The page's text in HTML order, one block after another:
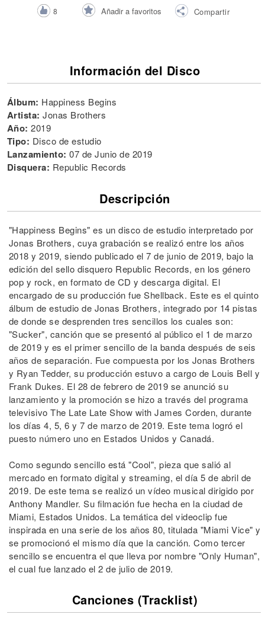
8 Añadir a favoritos Compartir
Información del Disco
Álbum: Happiness Begins
Artista: Jonas Brothers
Año: 2019
Tipo: Disco de estudio
Lanzamiento: 07 de Junio de 2019
Disquera: Republic Records
Descripción
"Happiness Begins" es un disco de estudio interpretado por
Jonas Brothers, cuya grabación se realizó entre los años
2018 y 2019, siendo publicado el 7 de junio de 2019, bajo la
edición del sello disquero Republic Records, en los género
pop y rock, en formato de CD y descarga digital. El
encargado de su producción fue Shellback. Este es el quinto
álbum de estudio de Jonas Brothers, integrado por 14 pistas
de donde se desprenden tres sencillos los cuales son:
"Sucker", canción que se presentó al público el 1 de marzo
de 2019 y es el primer sencillo de la banda después de seis
años de separación. Fue compuesta por los Jonas Brothers
y Ryan Tedder, su producción estuvo a cargo de Louis Bell y
Frank Dukes. El 28 de febrero de 2019 se anunció su
lanzamiento y la promoción se hizo a través del programa
televisivo The Late Late Show with James Corden, durante
los días 4, 5, 6 y 7 de marzo de 2019. Este tema logró el
puesto número uno en Estados Unidos y Canadá.
Como segundo sencillo está "Cool", pieza que salió al
mercado en formato digital y streaming, el día 5 de abril de
2019. De este tema se realizó un vídeo musical dirigido por
Anthony Mandler. Su filmación fue hecha en la ciudad de
Miami, Estados Unidos. La temática del videoclip fue
inspirada en una serie de los años 80, titulada "Miami Vice" y
se promocionó el mismo día que la canción. Como tercer
sencillo se encuentra el que lleva por nombre "Only Human",
el cual fue lanzado el 2 de julio de 2019.
Canciones (Tracklist)